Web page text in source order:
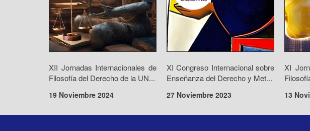
XII Jornadas Internacionales de
Filosofía del Derecho de la UN...
19 Noviembre 2024
XI Congreso Internacional sobre
Enseñanza del Derecho y Met...
27 Noviembre 2023
XI
13